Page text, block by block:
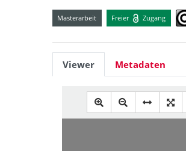
Masterarbeit Freier Zugang
Viewer Metadaten